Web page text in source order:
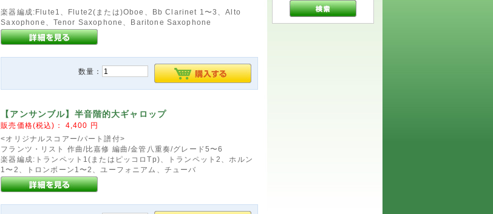
楽器編成:Flute1、Flute2(または)Oboe、Bb Clarinet 1〜3、Alto
Saxophone、Tenor Saxophone、Baritone Saxophone
数量：
【アンサンブル】半音階的大ギャロップ
販売価格(税込)： 4,400 円
<オリジナルスコアー/パート譜付>
フランツ・リスト 作曲/比嘉修 編曲/金管八重奏/グレード5〜6
楽器編成:トランペット1(またはピッコロTp)、トランペット2、ホルン
1〜2、トロンボーン1〜2、ユーフォニアム、チューバ